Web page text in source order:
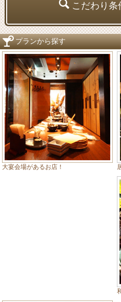
こだわり条
プランから探す
大宴会場があるお店！